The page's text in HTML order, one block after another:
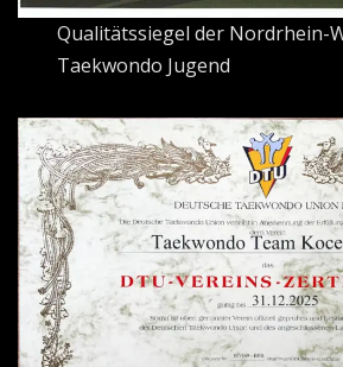
Qualitätssiegel der Nordrhein-
Taekwondo Jugend